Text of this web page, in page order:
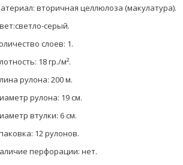
вторичная целлюлоза (макулатура).
cветло-серый.
слоев: 1.
18 гр./м².
рулона: 200 м.
рулона: 19 см.
втулки: 6 см.
12 рулонов.
перфорации: нет.